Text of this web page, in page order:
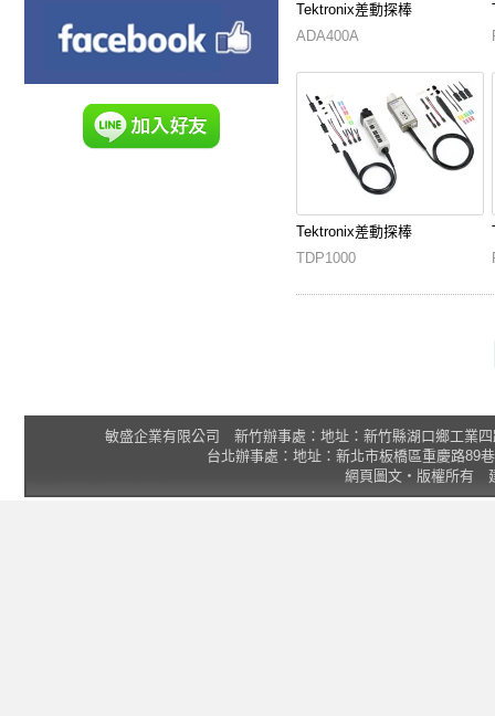
Tektronix差動探棒
ADA400A
Tektronix差動探棒
TDP1000
敏盛企業有限公司 新竹辦事處：地址：新竹縣湖口鄉工業
台北辦事處：地址：新北市板橋區重慶路89
網頁圖文‧版權所有 建